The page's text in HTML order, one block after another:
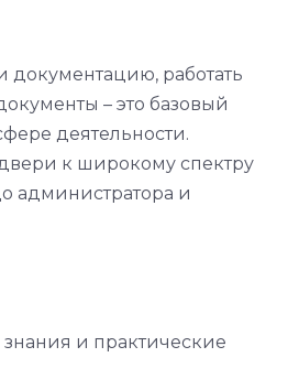
работать
– это базовый
деятельности.
к широкому спектру
администратора и
и практические